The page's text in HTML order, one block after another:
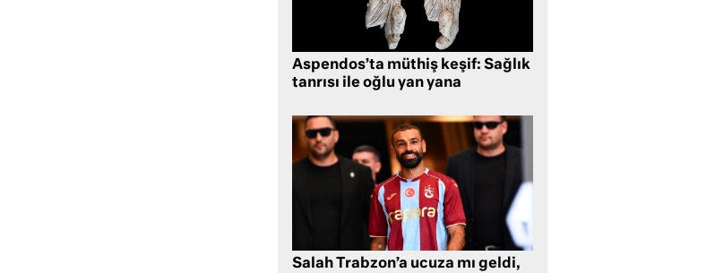
Aspendos’ta müthiş keşif: Sağlık
tanrısı ile oğlu yan yana
Salah Trabzon’a ucuza mı geldi,